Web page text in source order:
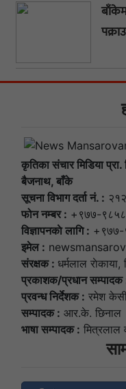
पक्राउ
कृतिका संचार मिडिया प्रा.
बैजनाथ, बाँके
सूचना विभाग दर्ता नं. :
फोन नम्बर : +९७७-
विज्ञापनकाे लागि : +९७७-
इमेल :
संरक्षक : धर्मलाल राेकाया,
प्रकाशक/प्रधान सम्पादक
प्रवन्ध निर्देशक : रमेश
सम्पादक : आर.के. छिनाल
भाषा सम्पादक : मित्रलाल